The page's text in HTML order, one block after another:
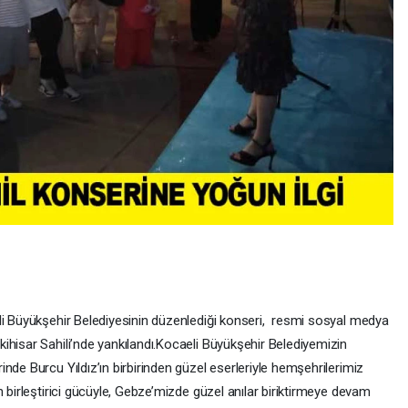
Büyükşehir Belediyesinin düzenlediği konseri, resmi sosyal medya
Sahili’nde yankılandı.Kocaeli Büyükşehir Belediyemizin
Burcu Yıldız’ın birbirinden güzel eserleriyle hemşehrilerimiz
gücüyle, Gebze’mizde güzel anılar biriktirmeye devam